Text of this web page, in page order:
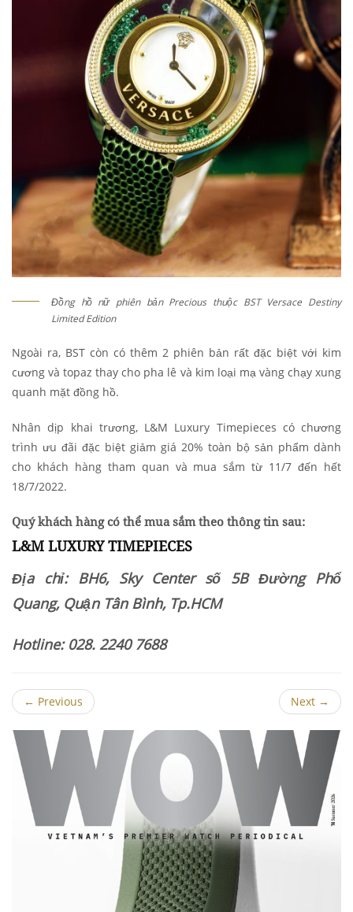
Đồng hồ nữ phiên bản Precious thuộc BST Versace Destiny
Limited Edition
Ngoài ra, BST còn có thêm 2 phiên bản rất đặc biệt với kim
cương và topaz thay cho pha lê và kim loại mạ vàng chạy xung
quanh mặt đồng hồ.
Nhân dịp khai trương, L&M Luxury Timepieces có chương
trình ưu đãi đặc biệt giảm giá 20% toàn bộ sản phẩm dành
cho khách hàng tham quan và mua sắm từ 11/7 đến hết
18/7/2022.
Quý khách hàng có thể mua sắm theo thông tin sau:
L&M LUXURY TIMEPIECES
Địa chỉ: BH6, Sky Center số 5B Đường Phổ
Quang, Quận Tân Bình, Tp.HCM
Hotline: 028. 2240 7688
← Previous Next →